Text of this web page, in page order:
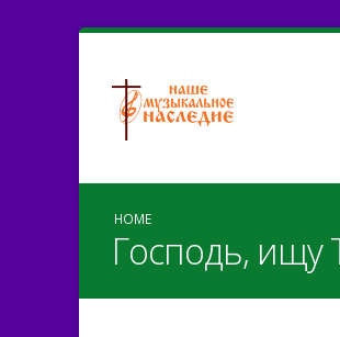
HOME
Господь, ищу